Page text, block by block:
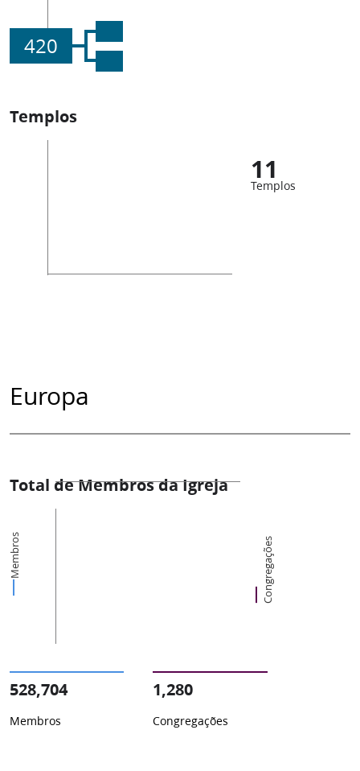
420
Templos
11
Templos
Europa
Total de Membros da Igreja
Membros Congregações
528,704
Membros
1,280
Congregações